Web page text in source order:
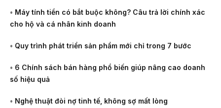
• Máy tính tiền có bắt buộc không? Câu trả lời chính xác
cho hộ và cá nhân kinh doanh
• Quy trình phát triển sản phẩm mới chỉ trong 7 bước
• 6 Chính sách bán hàng phổ biến giúp nâng cao doanh
số hiệu quả
• Nghệ thuật đòi nợ tinh tế, không sợ mất lòng